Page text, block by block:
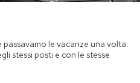
le vacanze una volta:
stessi posti e con le stesse